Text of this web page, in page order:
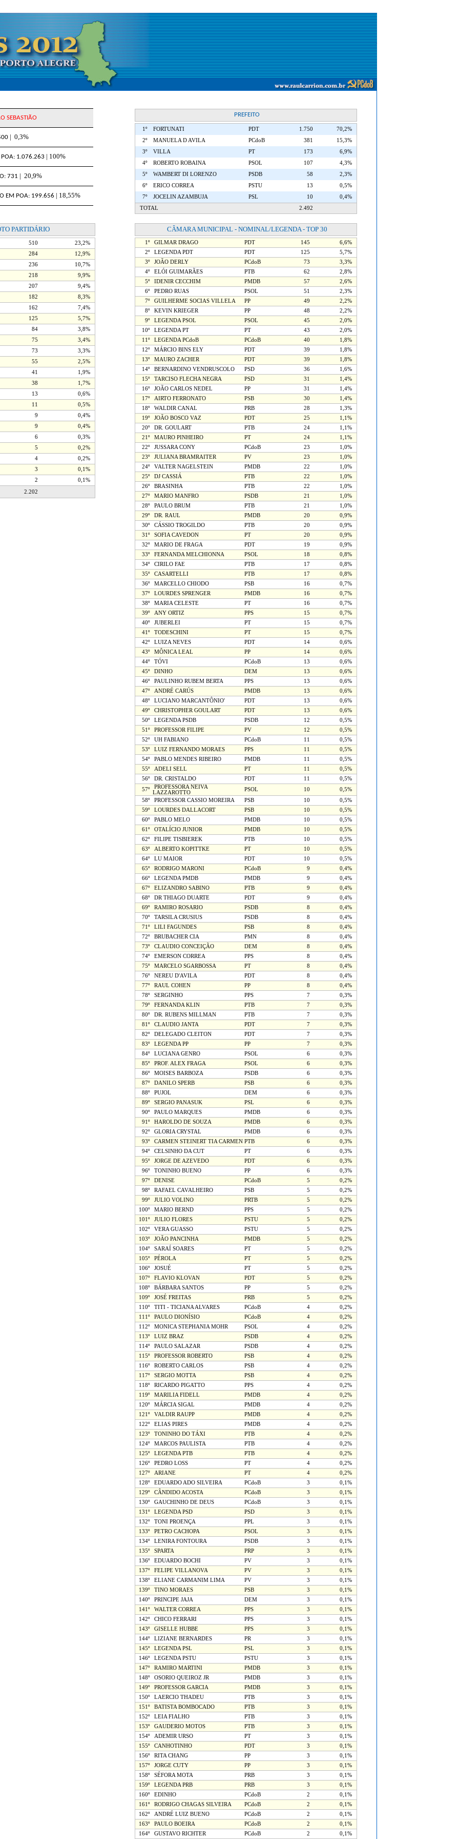
SEBASTIÃO
| 0,3%
POA: 1.076.263 | 100%
731 | 20,9%
EM POA: 199.656 | 18,55%
PREFEITO
1º FORTUNATI PDT 1.750
70,2%
2º
MANUELA D AVILA PCdoB 381
15,3%
3º
VILLA PT 173
6,9%
4º
ROBERTO ROBAINA PSOL 107
4,3%
5º
WAMBERT DI LORENZO PSDB 58
2,3%
6º
ERICO CORREA PSTU 13
0,5%
7º
JOCELIN AZAMBUJA PSL 10
0,4%
TOTAL
2.492
PARTIDÁRIO CÂMARA MUNICIPAL - NOMINAL/LEGENDA - TOP 30
510
23,2%
284
12,9%
236
10,7%
218
9,9%
207
9,4%
182
8,3%
162
7,4%
125
5,7%
84
3,8%
75
3,4%
73
3,3%
55
2,5%
41
1,9%
38
1,7%
13
0,6%
11
0,5%
9
0,4%
9
0,4%
6
0,3%
5
0,2%
4
0,2%
3
0,1%
2 0,1%
2.202
1º GILMAR DRAGO PDT 145
6,6%
2º
LEGENDA PDT PDT 125
5,7%
3º
JOÃO DERLY PCdoB 73
3,3%
4º
ELÓI GUIMARÃES PTB 62
2,8%
5º
IDENIR CECCHIM PMDB 57
2,6%
6º
PEDRO RUAS PSOL 51
2,3%
7º
GUILHERME SOCIAS VILLELA PP 49
2,2%
8º
KEVIN KRIEGER PP 48
2,2%
9º
LEGENDA PSOL PSOL 45
2,0%
10º
LEGENDA PT PT 43
2,0%
11º
LEGENDA PCdoB PCdoB 40
1,8%
12º
MÁRCIO BINS ELY PDT 39
1,8%
13º
MAURO ZACHER PDT 39
1,8%
14º
BERNARDINO VENDRUSCOLO PSD 36
1,6%
15º
TARCISO FLECHA NEGRA PSD 31
1,4%
16º
JOÃO CARLOS NEDEL PP 31
1,4%
17º
AIRTO FERRONATO PSB 30
1,4%
18º
WALDIR CANAL PRB 28
1,3%
19º
JOÃO BOSCO VAZ PDT 25
1,1%
20º
DR. GOULART PTB 24
1,1%
21º
MAURO PINHEIRO PT 24
1,1%
22º
JUSSARA CONY PCdoB 23
1,0%
23º
JULIANA BRAMRAITER PV 23
1,0%
24º
VALTER NAGELSTEIN PMDB 22
1,0%
25º
DJ CASSIÁ PTB 22
1,0%
26º
BRASINHA PTB 22
1,0%
27º
MARIO MANFRO PSDB 21
1,0%
28º
PAULO BRUM PTB 21
1,0%
29º
DR. RAUL PMDB 20
0,9%
30º
CÁSSIO TROGILDO PTB 20
0,9%
31º
SOFIA CAVEDON PT 20
0,9%
32º
MARIO DE FRAGA PDT 19
0,9%
33º
FERNANDA MELCHIONNA PSOL 18
0,8%
34º
CIRILO FAE PTB 17
0,8%
35º
CASARTELLI PTB 17
0,8%
36º
MARCELLO CHIODO PSB 16
0,7%
37º
LOURDES SPRENGER PMDB 16
0,7%
38º
MARIA CELESTE PT 16
0,7%
39º
ANY ORTIZ PPS 15
0,7%
40º
JUBERLEI PT 15
0,7%
41º
TODESCHINI PT 15
0,7%
42º
LUIZA NEVES PDT 14
0,6%
43º
MÔNICA LEAL PP 14
0,6%
44º
TÓVI PCdoB 13
0,6%
45º
DINHO DEM 13
0,6%
46º
PAULINHO RUBEM BERTA PPS 13
0,6%
47º
ANDRÉ CARÚS PMDB 13
0,6%
48º
LUCIANO MARCANTÔNIO' PDT 13
0,6%
49º
CHRISTOPHER GOULART PDT 13
0,6%
50º
LEGENDA PSDB PSDB 12
0,5%
51º
PROFESSOR FILIPE PV 12
0,5%
52º
UH FABIANO PCdoB 11
0,5%
53º
LUIZ FERNANDO MORAES PPS 11
0,5%
54º
PABLO MENDES RIBEIRO PMDB 11
0,5%
55º
ADELI SELL PT 11
0,5%
56º
DR. CRISTALDO PDT 11
0,5%
57º
PROFESSORA NEIVA
LAZZAROTTO
PSOL 10
0,5%
58º
PROFESSOR CASSIO MOREIRA PSB 10
0,5%
59º
LOURDES DALLACORT PSB 10
0,5%
60º
PABLO MELO PMDB 10
0,5%
61º
OTALÍCIO JUNIOR PMDB 10
0,5%
62º
FILIPE TISBIEREK PTB 10
0,5%
63º
ALBERTO KOPITTKE PT 10
0,5%
64º
LU MAIOR PDT 10
0,5%
65º
RODRIGO MARONI PCdoB 9
0,4%
66º
LEGENDA PMDB PMDB 9
0,4%
67º
ELIZANDRO SABINO PTB 9
0,4%
68º
DR THIAGO DUARTE PDT 9
0,4%
69º
RAMIRO ROSARIO PSDB 8
0,4%
70º
TARSILA CRUSIUS PSDB 8
0,4%
71º
LILI FAGUNDES PSB 8
0,4%
72º
BRUBACHER CIA PMN 8
0,4%
73º
CLAUDIO CONCEIÇÃO DEM 8
0,4%
74º
EMERSON CORREA PPS 8
0,4%
75º
MARCELO SGARBOSSA PT 8
0,4%
76º
NEREU D'AVILA PDT 8
0,4%
77º
RAUL COHEN PP 8
0,4%
78º
SERGINHO PPS 7
0,3%
79º
FERNANDA KLIN PTB 7
0,3%
80º
DR. RUBENS MILLMAN PTB 7
0,3%
81º
CLAUDIO JANTA PDT 7
0,3%
82º
DELEGADO CLEITON PDT 7
0,3%
83º
LEGENDA PP PP 7
0,3%
84º
LUCIANA GENRO PSOL 6
0,3%
85º
PROF. ALEX FRAGA PSOL 6
0,3%
86º
MOISES BARBOZA PSDB 6
0,3%
87º
DANILO SPERB PSB 6
0,3%
88º
PUJOL DEM 6
0,3%
89º
SERGIO PANASUK PSL 6
0,3%
90º
PAULO MARQUES PMDB 6
0,3%
91º
HAROLDO DE SOUZA PMDB 6
0,3%
92º
GLORIA CRYSTAL PMDB 6
0,3%
93º
CARMEN STEINERT TIA CARMEN PTB 6
0,3%
94º
CELSINHO DA CUT PT 6
0,3%
95º
JORGE DE AZEVEDO PDT 6
0,3%
96º
TONINHO BUENO PP 6
0,3%
97º
DENISE PCdoB 5
0,2%
98º
RAFAEL CAVALHEIRO PSB 5
0,2%
99º
JULIO VOLINO PRTB 5
0,2%
100º
MARIO BERND PPS 5
0,2%
101º
JULIO FLORES PSTU 5
0,2%
102º
VERA GUASSO PSTU 5
0,2%
103º
JOÃO PANCINHA PMDB 5
0,2%
104º
SARAÍ SOARES PT 5
0,2%
105º
PÉROLA PT 5
0,2%
106º
JOSUÉ PT 5
0,2%
107º
FLAVIO KLOVAN PDT 5
0,2%
108º
BÁRBARA SANTOS PP 5
0,2%
109º
JOSÉ FREITAS PRB 5
0,2%
110º
TITI - TICIANA ALVARES PCdoB 4
0,2%
111º
PAULO DIONÍSIO PCdoB 4
0,2%
112º
MONICA STEPHANIA MOHR PSOL 4
0,2%
113º
LUIZ BRAZ PSDB 4
0,2%
114º
PAULO SALAZAR PSDB 4
0,2%
115º
PROFESSOR ROBERTO PSB 4
0,2%
116º
ROBERTO CARLOS PSB 4
0,2%
117º
SERGIO MOTTA PSB 4
0,2%
118º
RICARDO PIGATTO PPS 4
0,2%
119º
MARILIA FIDELL PMDB 4
0,2%
120º
MÁRCIA SIGAL PMDB 4
0,2%
121º
VALDIR RAUPP PMDB 4
0,2%
122º
ELIAS PIRES PMDB 4
0,2%
123º
TONINHO DO TÁXI PTB 4
0,2%
124º
MARCOS PAULISTA PTB 4
0,2%
125º
LEGENDA PTB PTB 4
0,2%
126º
PEDRO LOSS PT 4
0,2%
127º
ARIANE PT 4
0,2%
128º
EDUARDO ADO SILVEIRA PCdoB 3
0,1%
129º
CÂNDIDO ACOSTA PCdoB 3
0,1%
130º
GAUCHINHO DE DEUS PCdoB 3
0,1%
131º
LEGENDA PSD PSD 3
0,1%
132º
TONI PROENÇA PPL 3
0,1%
133º
PETRO CACHOPA PSOL 3
0,1%
134º
LENIRA FONTOURA PSDB 3
0,1%
135º
SPARTA PRP 3
0,1%
136º
EDUARDO BOCHI PV 3
0,1%
137º
FELIPE VILLANOVA PV 3
0,1%
138º
ELIANE CARMANIM LIMA PV 3
0,1%
139º
TINO MORAES PSB 3
0,1%
140º
PRINCIPE JAJA DEM 3
0,1%
141º
WALTER CORREA PPS 3
0,1%
142º
CHICO FERRARI PPS 3
0,1%
143º
GISELLE HUBBE PPS 3
0,1%
144º
LIZIANE BERNARDES PR 3
0,1%
145º
LEGENDA PSL PSL 3
0,1%
146º
LEGENDA PSTU PSTU 3
0,1%
147º
RAMIRO MARTINI PMDB 3
0,1%
148º
OSORIO QUEIROZ JR PMDB 3
0,1%
149º
PROFESSOR GARCIA PMDB 3
0,1%
150º
LAERCIO THADEU PTB 3
0,1%
151º
BATISTA BOMBOCADO PTB 3
0,1%
152º
LEIA FIALHO PTB 3
0,1%
153º
GAUDERIO MOTOS PTB 3
0,1%
154º
ADEMIR URSO PT 3
0,1%
155º
CANHOTINHO PDT 3
0,1%
156º
RITA CHANG PP 3
0,1%
157º
JORGE CUTY PP 3
0,1%
158º
SÉFORA MOTA PRB 3
0,1%
159º
LEGENDA PRB PRB 3
0,1%
160º
EDINHO PCdoB 2
0,1%
161º
RODRIGO CHAGAS SILVEIRA PCdoB 2
0,1%
162º
ANDRÉ LUIZ BUENO PCdoB 2
0,1%
163º
PAULO BOEIRA PCdoB 2
0,1%
164º
GUSTAVO RICHTER PCdoB 2 0,1%